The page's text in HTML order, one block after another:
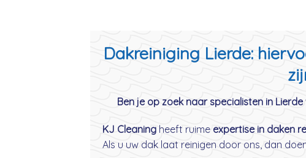
Dakreiniging Lierde:
Ben je op zoek naar specialisten in
KJ Cleaning heeft ruime expertise in daken
Als u uw dak laat reinigen door ons, dan